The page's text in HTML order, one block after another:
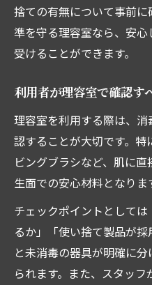
捨ての有無について事前
準を守る理容室なら、安
受けることができます。
利用者が理容室で確認す
理容室を利用する際は、
認することが大切です。
ビングブラシなど、肌に
生面での安心材料となりま
チェックポイントとして
るか」「使い捨て製品が
と未消毒の器具が明確に
られます。また、スタッ